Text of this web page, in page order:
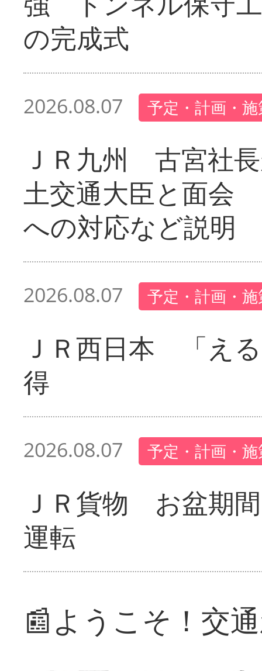
の完成式
2026.08.07 予定・計画・
ＪＲ九州 古宮社
土交通大臣と面会
への対応など説明
2026.08.07 予定・計画・
ＪＲ西日本 「え
得
2026.08.07 予定・計画・
ＪＲ貨物 お盆期
運転
📰ようこそ！交